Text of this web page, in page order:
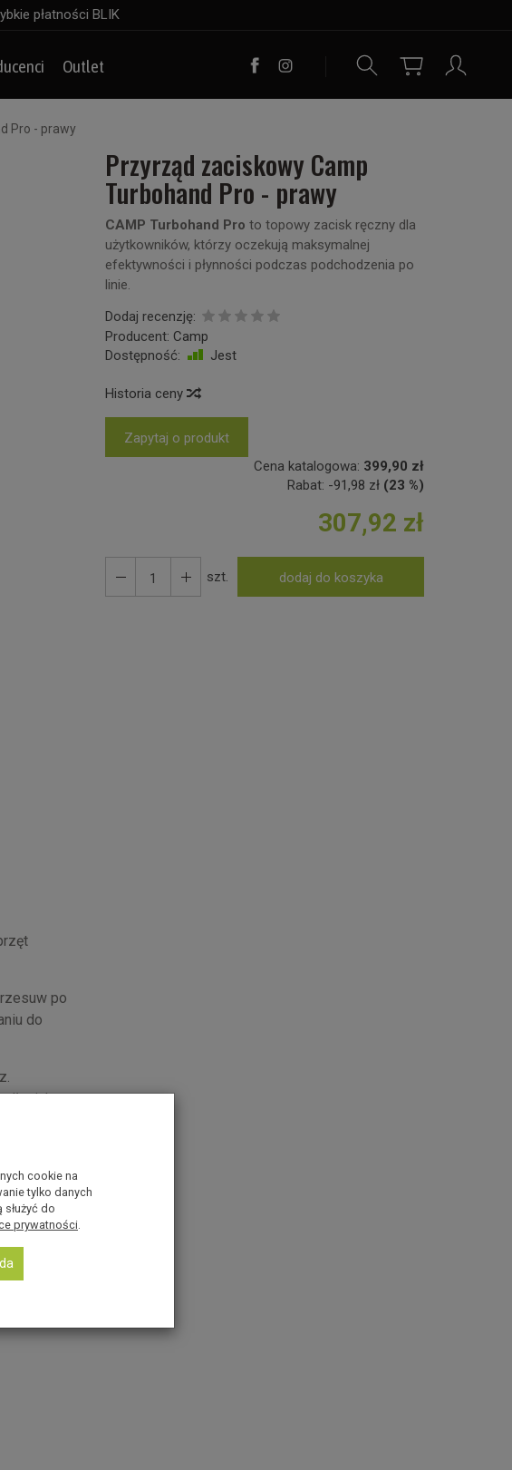
płatności BLIK
Outlet
Pro - prawy
Przyrząd zaciskowy Camp
Turbohand Pro - prawy
CAMP Turbohand Pro to topowy zacisk ręczny dla
użytkowników, którzy oczekują maksymalnej
efektywności i płynności podczas podchodzenia po
linie.
Dodaj recenzję:
Producent: Camp
Dostępność:
Jest
Historia ceny
Zapytaj o produkt
Cena katalogowa: 399,90 zł
Rabat: -91,98 zł (23 %)
307,92 zł
szt. dodaj do koszyka
po
do
cookie na
tylko danych
do
prywatności